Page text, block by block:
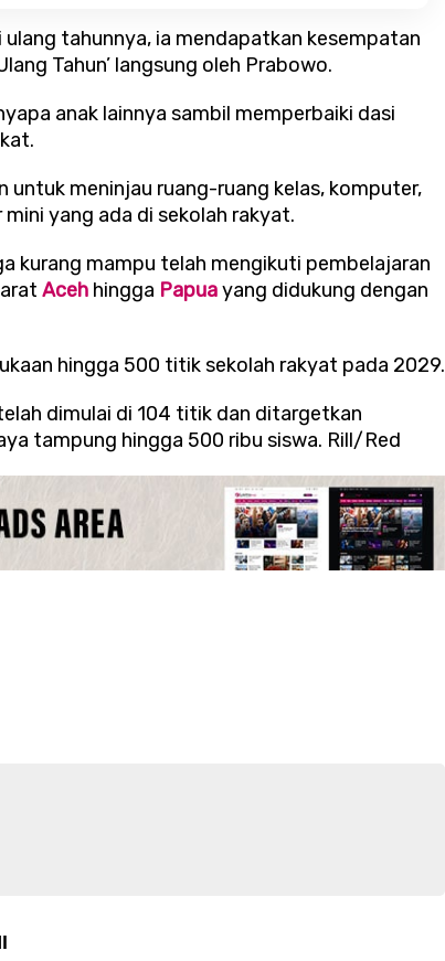
tahunnya, ia mendapatkan kesempatan
Tahun’ langsung oleh Prabowo.
anak lainnya sambil memperbaiki dasi
untuk meninjau ruang-ruang kelas, komputer,
yang ada di sekolah rakyat.
kurang mampu telah mengikuti pembelajaran
Aceh hingga Papuayang didukung dengan
hingga 500 titik sekolah rakyat pada 2029.
dimulai di 104 titik dan ditargetkan
tampung hingga 500 ribu siswa. Rill/Red